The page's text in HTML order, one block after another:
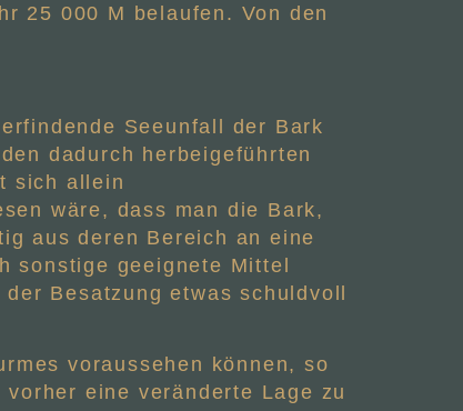
25 000 M belaufen. Von den
Seeunfall der Bark
dadurch herbeigeführten
sich allein
wäre, dass man die Bark,
aus deren Bereich an eine
sonstige geeignete Mittel
Besatzung etwas schuldvoll
voraussehen können, so
eine veränderte Lage zu